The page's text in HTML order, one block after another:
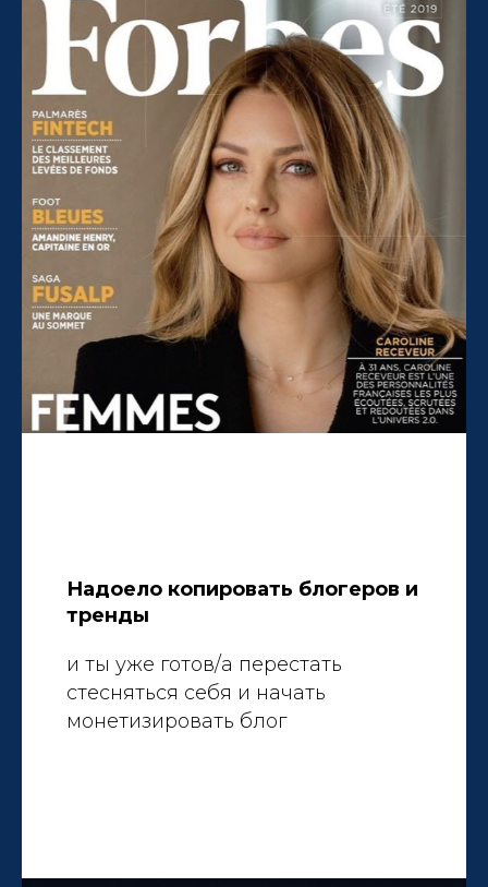
Надоело копировать блогеров и
тренды
и ты уже готов/а перестать
стесняться себя и начать
монетизировать блог